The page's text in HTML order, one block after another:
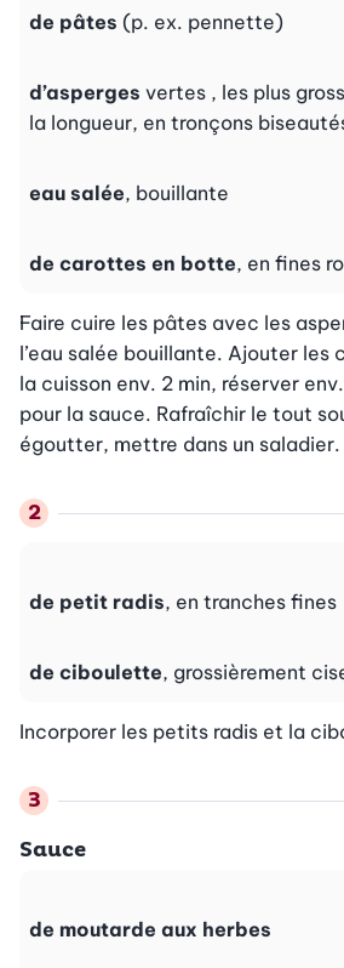
de pâtes (p. ex. pennette)
d’asperges vertes , les plus
la longueur, en tronçons
eau salée, bouillante
de carottes en botte, en fines
Faire cuire les pâtes avec les
l’eau salée bouillante. Ajouter les
la cuisson env. 2 min, réserver
pour la sauce. Rafraîchir le tout
égoutter, mettre dans un saladier.
de petit radis, en tranches fines
de ciboulette, grossièrement
Incorporer les petits radis et la
Sauce
de moutarde aux herbes